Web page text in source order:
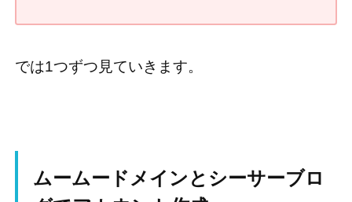
では1つずつ見ていきます。
ムームードメインとシーサーブロ